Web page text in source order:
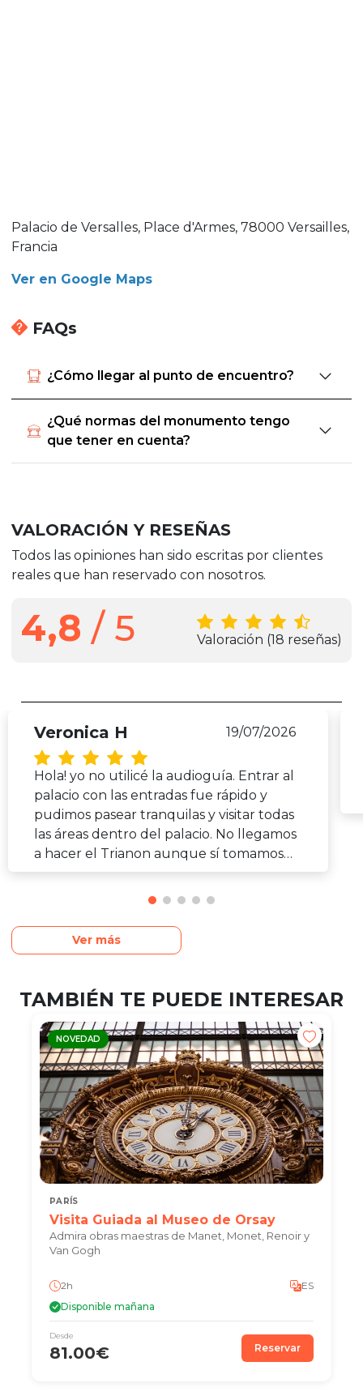
Palacio de Versalles, Place d'Armes, 78000 Versailles,
Francia
Ver en Google Maps
FAQs
¿Cómo llegar al punto de encuentro?
¿Qué normas del monumento tengo
que tener en cuenta?
VALORACIÓN Y RESEÑAS
Todos las opiniones han sido escritas por clientes
reales que han reservado con nosotros.
4,8 / 5 Valoración (18 reseñas)
Veronica H 19/07/2026
Hola! yo no utilicé la audioguía. Entrar al
palacio con las entradas fue rápido y
pudimos pasear tranquilas y visitar todas
las áreas dentro del palacio. No llegamos
a hacer el Trianon aunque sí tomamos
un bote por el gran canal. Había ese día
fue una lástima aunque igual ya
estábamos cansadas. Muchas gracias !!
Ver más
TAMBIÉN TE PUEDE INTERESAR
NOVEDAD
PARÍS
Visita Guiada al Museo de Orsay
Admira obras maestras de Manet, Monet, Renoir y
Van Gogh
2h
ES
Disponible mañana
Desde
81.00€ Reservar